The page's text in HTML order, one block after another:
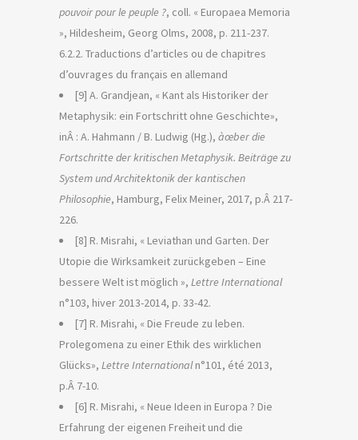
pouvoir pour le peuple ?, coll. « Europaea Memoria
», Hildesheim, Georg Olms, 2008, p. 211-237.
6.2.2. Traductions d’articles ou de chapitres
d’ouvrages du français en allemand
[9] A. Grandjean, « Kant als Historiker der
Metaphysik: ein Fortschritt ohne Geschichte»,
inÂ : A. Hahmann / B. Ludwig (Hg.), àœber die
Fortschritte der kritischen Metaphysik. Beiträge zu
System und Architektonik der kantischen
Philosophie, Hamburg, Felix Meiner, 2017, p.Â 217-
226.
[8] R. Misrahi, « Leviathan und Garten. Der
Utopie die Wirksamkeit zurückgeben – Eine
bessere Welt ist möglich », Lettre International
n°103, hiver 2013-2014, p. 33-42.
[7] R. Misrahi, « Die Freude zu leben.
Prolegomena zu einer Ethik des wirklichen
Glücks», Lettre Internationaln°101, été 2013,
p.Â 7-10.
[6] R. Misrahi, « Neue Ideen in Europa ? Die
Erfahrung der eigenen Freiheit und die